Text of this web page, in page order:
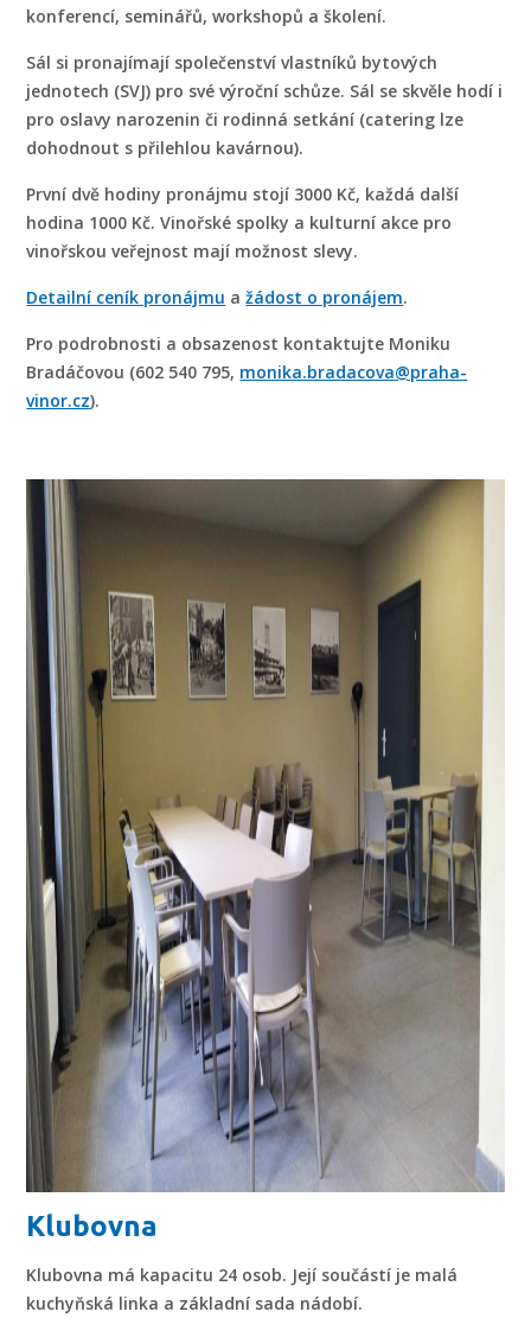
konferencí, seminářů, workshopů a školení.
Sál si pronajímají společenství vlastníků bytových
jednotech (SVJ) pro své výroční schůze. Sál se skvěle hodí i
pro oslavy narozenin či rodinná setkání (catering lze
dohodnout s přilehlou kavárnou).
První dvě hodiny pronájmu stojí 3000 Kč, každá další
hodina 1000 Kč. Vinořské spolky a kulturní akce pro
vinořskou veřejnost mají možnost slevy.
Detailní ceník pronájmu ažádost o pronájem.
Pro podrobnosti a obsazenost kontaktujte Moniku
Bradáčovou (602 540 795, monika.bradacova@praha-
vinor.cz).
Klubovna
Klubovna má kapacitu 24 osob. Její součástí je malá
kuchyňská linka a základní sada nádobí.